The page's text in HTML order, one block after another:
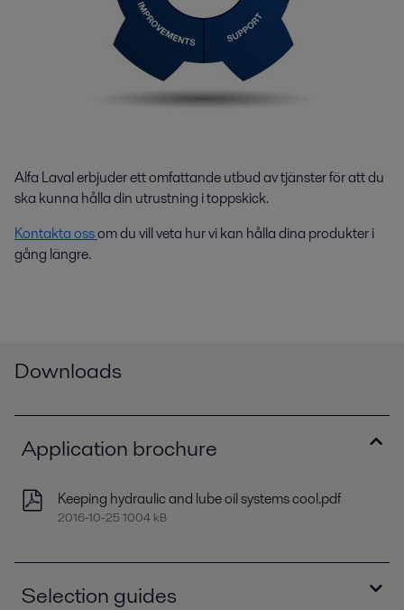
Alfa Laval erbjuder ett omfattande utbud av tjänster för att du
ska kunna hålla din utrustning i toppskick.
Kontakta ossom du vill veta hur vi kan hålla dina produkter i
gång längre.
Downloads
Application brochure
Keeping hydraulic and lube oil systems cool.pdf
2016-10-25 1004 kB
Selection guides